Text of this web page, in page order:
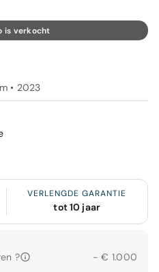
is verkocht
• 2023
VERLENGDE GARANTIE
tot 10 jaar
? - € 1.000